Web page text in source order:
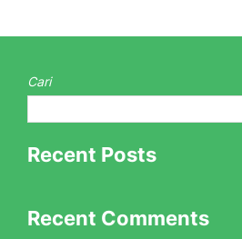
Cari
Recent Posts
Recent Comments